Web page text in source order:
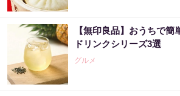
【無印良品】おうちで
ドリンクシリーズ3選
グルメ